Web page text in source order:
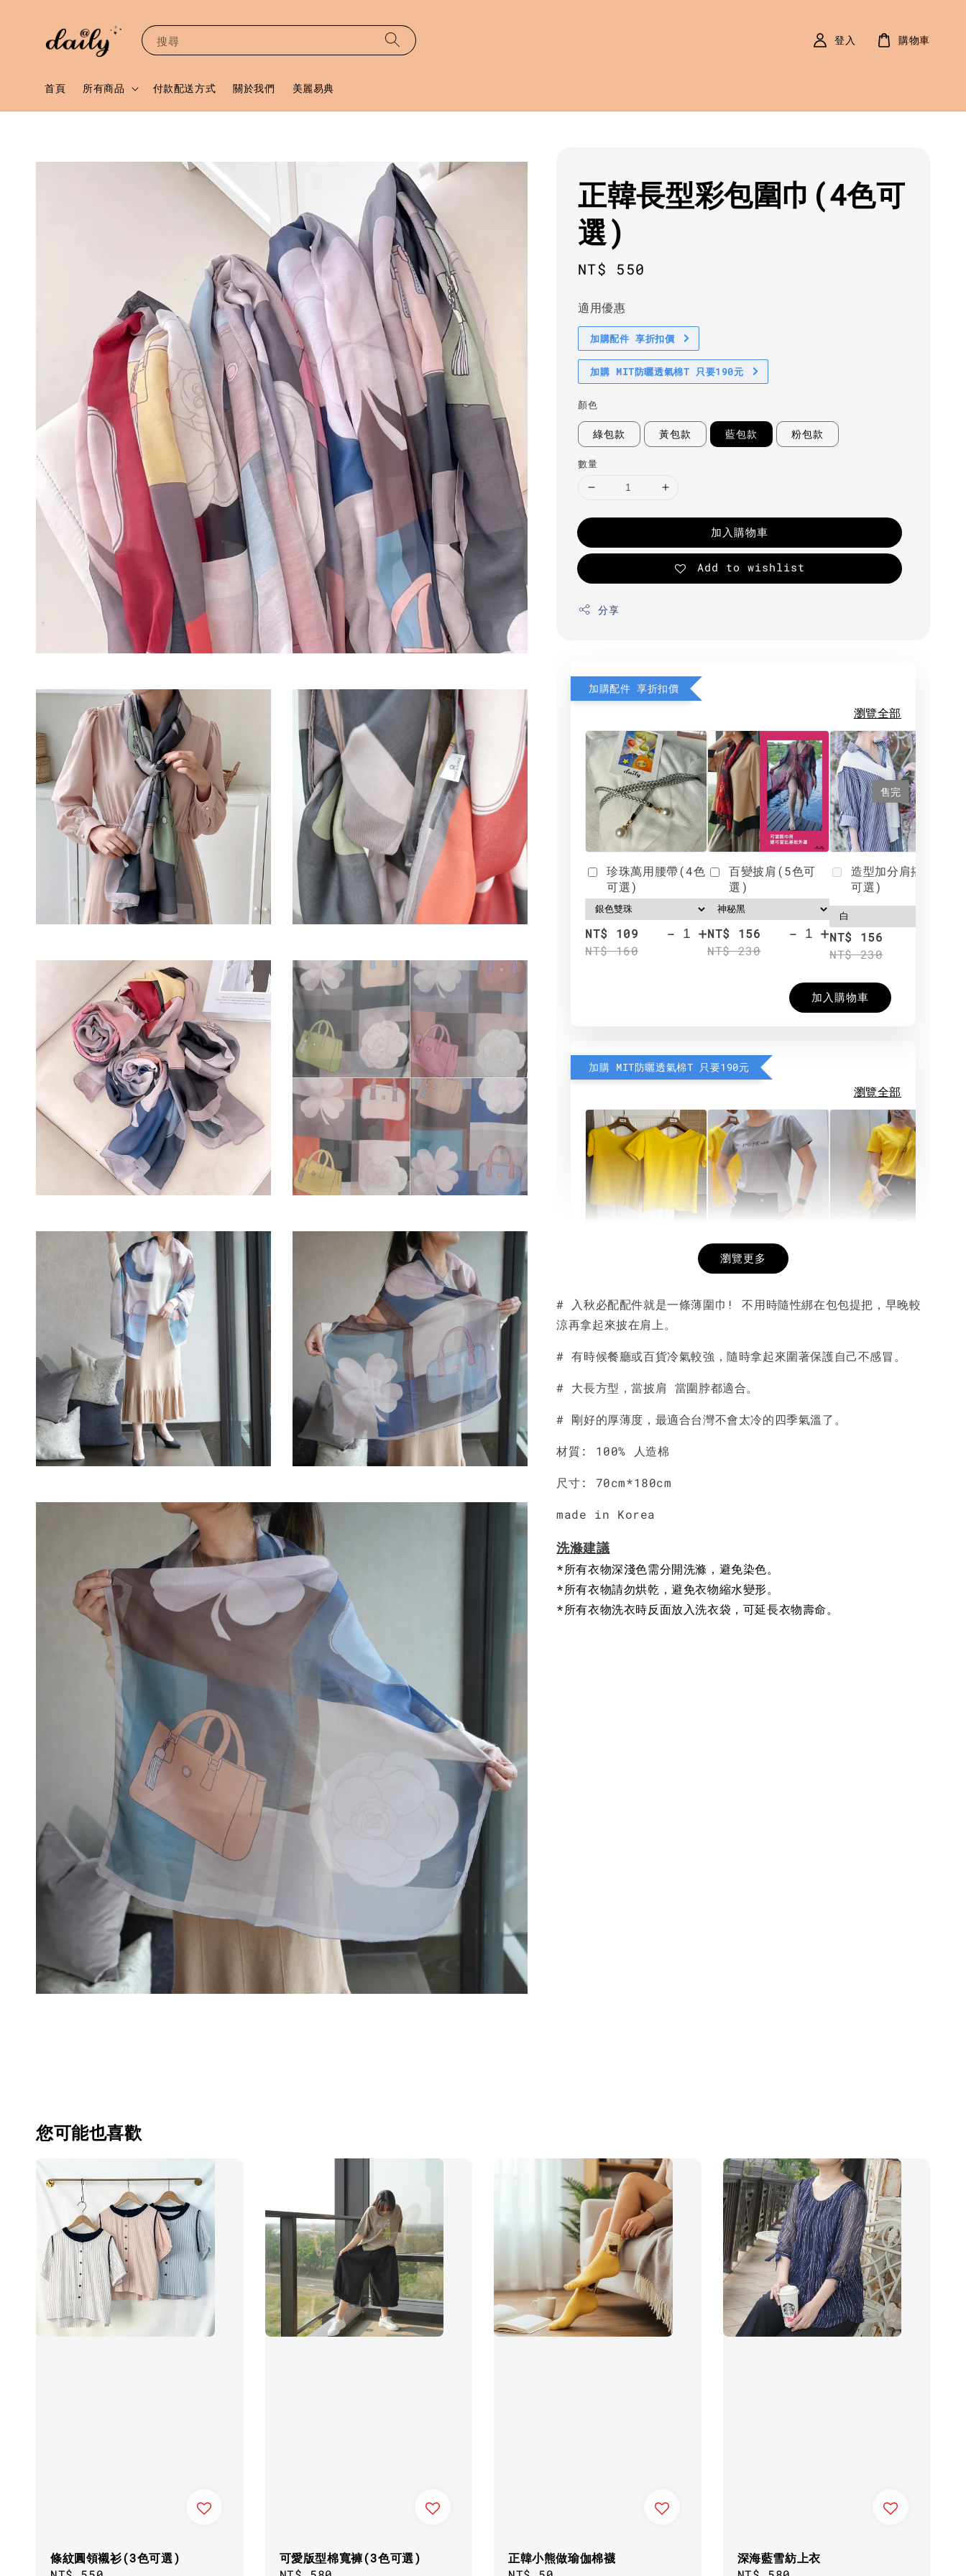
搜尋
首頁 所有商品 付款配送方式 關於我們 美麗易典
登入 購物車
正韓長型彩包圍巾(4色可
選)
Regular
NT$ 550
適用優惠
加購配件 享折扣價
加購 MIT防曬透氣棉T 只要190元
顏色
綠包款 黃包款 藍包款 粉包款
數量
加入購物車
Add to wishlist
分享
加購配件 享折扣價
瀏覽全部
珍珠萬用腰帶(4色
可選)
NT$ 109
NT$ 160
- +
百變披肩(5色可
選)
NT$ 156
NT$ 230
- +
售完
造型加分肩搭(4色
可選)
NT$ 156
NT$ 230
加入購物車
加購 MIT防曬透氣棉T 只要190元
瀏覽全部
NT$ 190
NT$ 450
- +
希望相隨雙面T
NT$ 190
- +NT$ 190
-
瀏覽更多
# 入秋必配配件就是一條薄圍巾! 不用時隨性綁在包包提把，早晚較
涼再拿起來披在肩上。
# 有時候餐廳或百貨冷氣較強，隨時拿起來圍著保護自己不感冒。
# 大長方型，當披肩 當圍脖都適合。
# 剛好的厚薄度，最適合台灣不會太冷的四季氣溫了。
材質: 100% 人造棉
尺寸: 70cm*180cm
made in Korea
洗滌建議
*所有衣物深淺色需分開洗滌，避免染色。
*所有衣物請勿烘乾，避免衣物縮水變形。
*所有衣物洗衣時反面放入洗衣袋，可延長衣物壽命。
您可能也喜歡
條紋圓領襯衫(3色可選)
可愛版型棉寬褲(3色可選)
正韓小熊做瑜伽棉襪
深海藍雪紡上衣